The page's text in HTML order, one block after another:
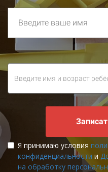
Я принимаю условия
конфиденциальности и
на обработку